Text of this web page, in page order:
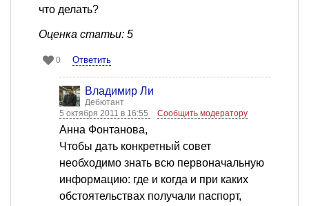
что делать?
Оценка статьи: 5
0 Ответить
Владимир Ли
Дебютант
5 октября 2011 в 16:55
Сообщить модератору
Анна Фонтанова,
Чтобы дать конкретный совет
необходимо знать всю первоначальную
информацию: где и когда и при каких
обстоятельствах получали паспорт,